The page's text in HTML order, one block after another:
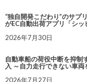
“独自開発こだわり”のサプ
がEC自動出荷アプリ「シッ
2026年7月30日
自動車船の荷役中断を抑制
入 ～自力走行できない車
2026年7月27日